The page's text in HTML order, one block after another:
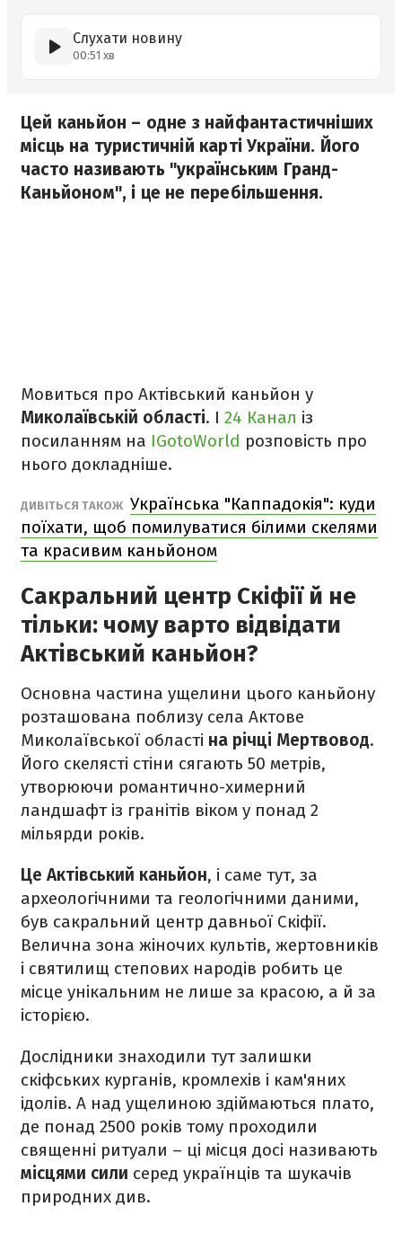
Слухати новину
00:51 хв
Цей каньйон – одне з найфантастичніших
місць на туристичній карті України. Його
часто називають "українським Гранд-
Каньйоном", і це не перебільшення.
Мовиться про Актівський каньйон у
Миколаївській області. І 24 Канал із
посиланням на IGotoWorld розповість про
нього докладніше.
ДИВІТЬСЯ ТАКОЖ Українська "Каппадокія": куди
поїхати, щоб помилуватися білими скелями
та красивим каньйоном
Сакральний центр Скіфії й не
тільки: чому варто відвідати
Актівський каньйон?
Основна частина ущелини цього каньйону
розташована поблизу села Актове
Миколаївської області на річці Мертвовод.
Його скелясті стіни сягають 50 метрів,
утворюючи романтично-химерний
ландшафт із гранітів віком у понад 2
мільярди років.
Це Актівський каньйон, і саме тут, за
археологічними та геологічними даними,
був сакральний центр давньої Скіфії.
Велична зона жіночих культів, жертовників
і святилищ степових народів робить це
місце унікальним не лише за красою, а й за
історією.
Дослідники знаходили тут залишки
скіфських курганів, кромлехів і кам'яних
ідолів. А над ущелиною здіймаються плато,
де понад 2500 років тому проходили
священні ритуали – ці місця досі називають
місцями сили серед українців та шукачів
природних див.​